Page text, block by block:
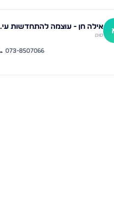
אילה חן - עוצמה להתחדשות עירונית
סוכן
073-8507066